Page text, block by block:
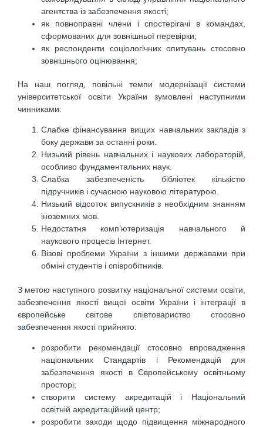
агентства із забезпечення якості;
як повноправні члени і спостерігачі в командах,
сформованих для зовнішньої перевірки;
як респонденти соціологічних опитувань стосовно
зовнішнього оцінювання;
На наш погляд, повільні темпи модернізації системи
університетської освіти України зумовлені наступними
чинниками:
Слабке фінансування вищих навчальних закладів з
боку держави за останні роки.
Низький рівень навчальних і наукових лабораторій,
особливо фундаментальних наук.
Слабка забезпеченість бібліотек кількістю
підручників і сучасною науковою літературою.
Низький відсоток випускників з необхідним знанням
іноземних мов.
Недостатня комп’ютеризація навчального й
наукового процесів Інтернет.
Візові проблеми України з іншими державами при
обміні студентів і співробітників.
З метою наступного розвитку національної системи освіти,
забезпечення якості вищої освіти України і інтеграції в
європейське світове співтовариство стосовно
забезпечення якості прийнято:
розробити рекомендації стосовно впровадження
національних Стандартів і Рекомендацій для
забезпечення якості в Європейському освітньому
просторі;
створити систему акредитацій і Національний
освітній акредитаційний центр;
розробити заходи щодо підвищення міжнародного